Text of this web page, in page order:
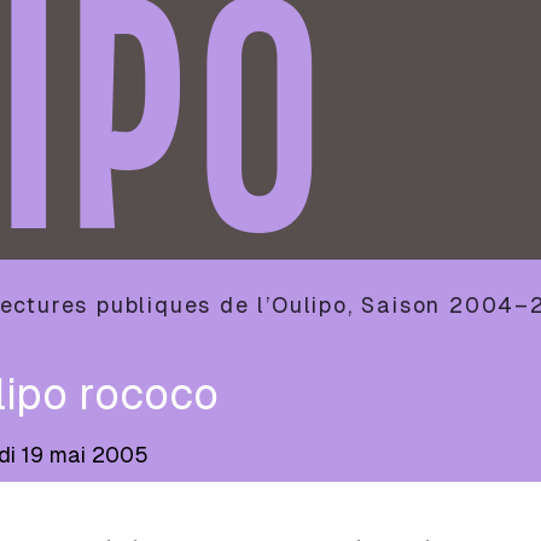
publiques de l’Oulipo, Saison
rococo
19 mai 2005